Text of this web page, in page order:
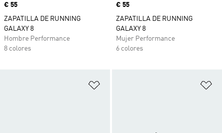
Precio
€ 55
ZAPATILLA DE RUNNING
GALAXY 8
Hombre Performance
8 colores
Precio
€ 55
ZAPATILLA DE RUNNING
GALAXY 8
Mujer Performance
6 colores